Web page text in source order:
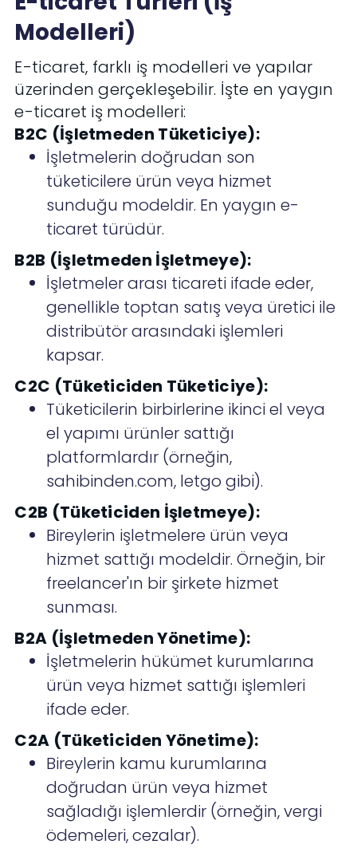
Modelleri)
E-ticaret, farklı iş modelleri ve yapılar
üzerinden gerçekleşebilir. İşte en yaygın
e-ticaret iş modelleri:
B2C (İşletmeden Tüketiciye):
İşletmelerin doğrudan son
tüketicilere ürün veya hizmet
sunduğu modeldir. En yaygın e-
ticaret türüdür.
B2B (İşletmeden İşletmeye):
İşletmeler arası ticareti ifade eder,
genellikle toptan satış veya üretici ile
distribütör arasındaki işlemleri
kapsar.
C2C (Tüketiciden Tüketiciye):
Tüketicilerin birbirlerine ikinci el veya
el yapımı ürünler sattığı
platformlardır (örneğin,
sahibinden.com, letgo gibi).
C2B (Tüketiciden İşletmeye):
Bireylerin işletmelere ürün veya
hizmet sattığı modeldir. Örneğin, bir
freelancer'ın bir şirkete hizmet
sunması.
B2A (İşletmeden Yönetime):
İşletmelerin hükümet kurumlarına
ürün veya hizmet sattığı işlemleri
ifade eder.
C2A (Tüketiciden Yönetime):
Bireylerin kamu kurumlarına
doğrudan ürün veya hizmet
sağladığı işlemlerdir (örneğin, vergi
ödemeleri, cezalar).